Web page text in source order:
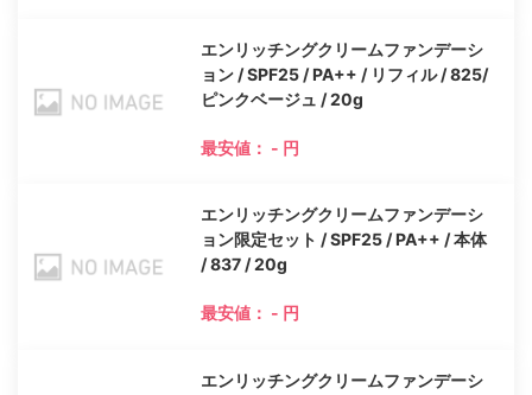
エンリッチングクリームファンデーシ
ョン / SPF25 / PA++ / リフィル / 825/
ピンクベージュ / 20g
最安値： - 円
エンリッチングクリームファンデーシ
ョン限定セット / SPF25 / PA++ / 本体
/ 837 / 20g
最安値： - 円
エンリッチングクリームファンデーシ